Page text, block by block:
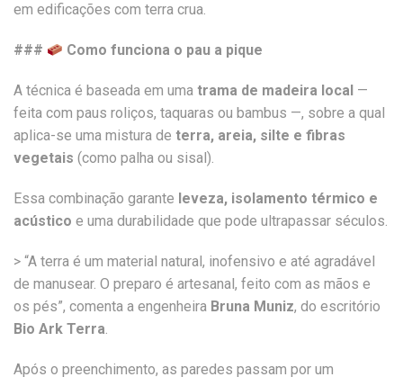
em edificações com terra crua.
### Como funciona o pau a pique
A técnica é baseada em uma trama de madeira local —
feita com paus roliços, taquaras ou bambus —, sobre a qual
aplica-se uma mistura de terra, areia, silte e fibras
vegetais (como palha ou sisal).
Essa combinação garante leveza, isolamento térmico e
acústico e uma durabilidade que pode ultrapassar séculos.
> “A terra é um material natural, inofensivo e até agradável
de manusear. O preparo é artesanal, feito com as mãos e
os pés”, comenta a engenheira Bruna Muniz, do escritório
Bio Ark Terra.
Após o preenchimento, as paredes passam por um